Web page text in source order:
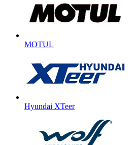
MOTUL
Hyundai XTeer